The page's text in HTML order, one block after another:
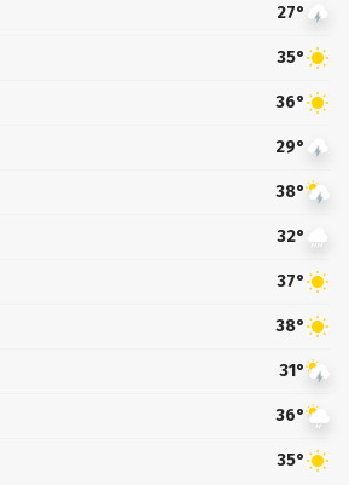
27°
35°
36°
29°
38°
32°
37°
38°
31°
36°
35°